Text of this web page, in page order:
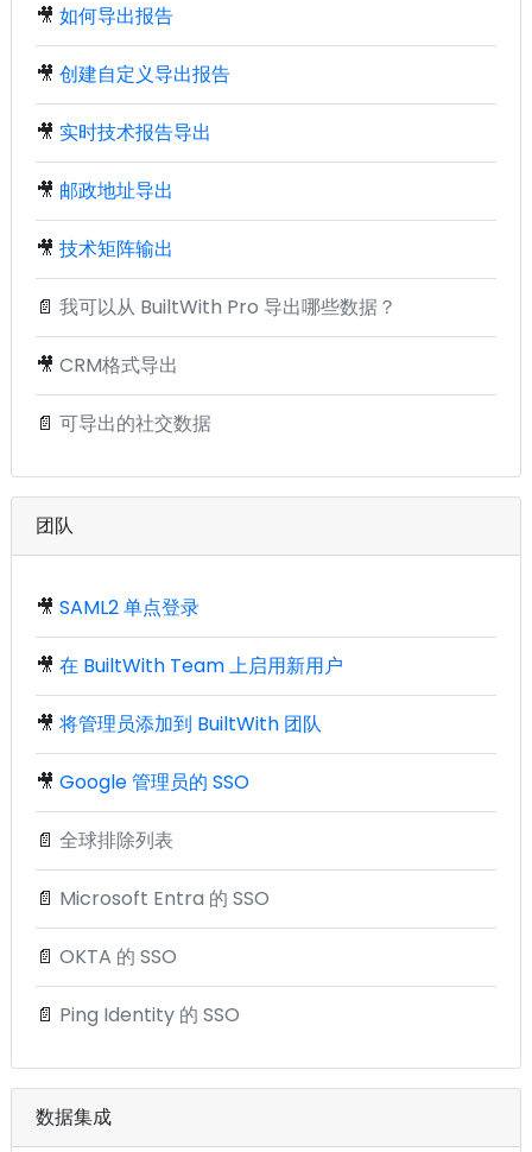
🎥 如何导出报告
🎥 创建自定义导出报告
🎥 实时技术报告导出
🎥 邮政地址导出
🎥 技术矩阵输出
📄 我可以从 BuiltWith Pro 导出哪些数据？
🎥 CRM格式导出
📄 可导出的社交数据
团队
🎥 SAML2 单点登录
🎥 在 BuiltWith Team 上启用新用户
🎥 将管理员添加到 BuiltWith 团队
🎥 Google 管理员的 SSO
📄 全球排除列表
📄 Microsoft Entra 的 SSO
📄 OKTA 的 SSO
📄 Ping Identity 的 SSO
数据集成